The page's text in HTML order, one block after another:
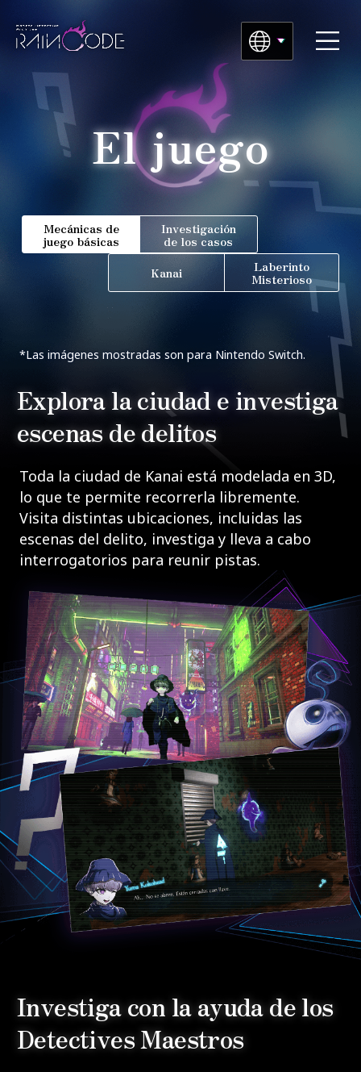
El juego
Mecánicas de
juego básicas
Investigación
de los casos
Kanai
Laberinto
Misterioso
*Las imágenes mostradas son para Nintendo Switch.
Explora la ciudad e investiga
escenas de delitos
Toda la ciudad de Kanai está modelada en 3D,
lo que te permite recorrerla libremente.
Visita distintas ubicaciones, incluidas las
escenas del delito, investiga y lleva a cabo
interrogatorios para reunir pistas.
Investiga con la ayuda de los
Detectives Maestros